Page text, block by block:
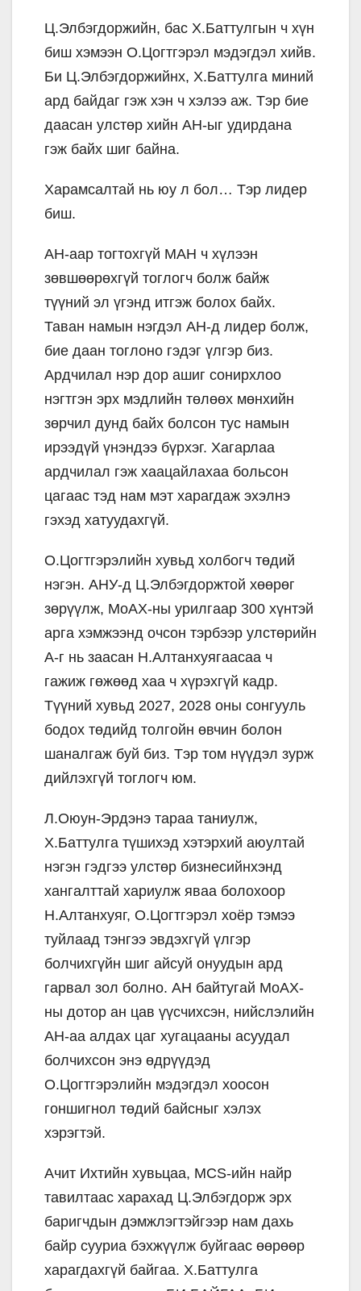
Ц.Элбэгдоржийн, бас Х.Баттулгын ч хүн
биш хэмээн О.Цогтгэрэл мэдэгдэл хийв.
Би Ц.Элбэгдоржийнх, Х.Баттулга миний
ард байдаг гэж хэн ч хэлээ аж. Тэр бие
даасан улстөр хийн АН-ыг удирдана
гэж байх шиг байна.
Харамсалтай нь юу л бол… Тэр лидер
биш.
АН-аар тогтохгүй МАН ч хүлээн
зөвшөөрөхгүй тоглогч болж байж
түүний эл үгэнд итгэж болох байх.
Таван намын нэгдэл АН-д лидер болж,
бие даан тоглоно гэдэг үлгэр биз.
Ардчилал нэр дор ашиг сонирхлоо
нэгтгэн эрх мэдлийн төлөөх мөнхийн
зөрчил дунд байх болсон тус намын
ирээдүй үнэндээ бүрхэг. Хагарлаа
ардчилал гэж хаацайлахаа больсон
цагаас тэд нам мэт харагдаж эхэлнэ
гэхэд хатуудахгүй.
О.Цогтгэрэлийн хувьд холбогч төдий
нэгэн. АНУ-д Ц.Элбэгдоржтой хөөрөг
зөрүүлж, МоАХ-ны урилгаар 300 хүнтэй
арга хэмжээнд очсон тэрбээр улстөрийн
А-г нь заасан Н.Алтанхуягаасаа ч
гажиж гөжөөд хаа ч хүрэхгүй кадр.
Түүний хувьд 2027, 2028 оны сонгууль
бодох төдийд толгойн өвчин болон
шаналгаж буй биз. Тэр том нүүдэл зурж
дийлэхгүй тоглогч юм.
Л.Оюун-Эрдэнэ тараа таниулж,
Х.Баттулга түшихэд хэтэрхий аюултай
нэгэн гэдгээ улстөр бизнесийнхэнд
хангалттай хариулж яваа болохоор
Н.Алтанхуяг, О.Цогтгэрэл хоёр тэмээ
туйлаад тэнгээ эвдэхгүй үлгэр
болчихгүйн шиг айсуй онуудын ард
гарвал зол болно. АН байтугай МоАХ-
ны дотор ан цав үүсчихсэн, нийслэлийн
АН-аа алдах цаг хугацааны асуудал
болчихсон энэ өдрүүдэд
О.Цогтгэрэлийн мэдэгдэл хоосон
гоншигнол төдий байсныг хэлэх
хэрэгтэй.
Ачит Ихтийн хувьцаа, MCS-ийн найр
тавилтаас харахад Ц.Элбэгдорж эрх
баригчдын дэмжлэгтэйгээр нам дахь
байр сууриа бэхжүүлж буйгаас өөрөөр
харагдахгүй байгаа. Х.Баттулга